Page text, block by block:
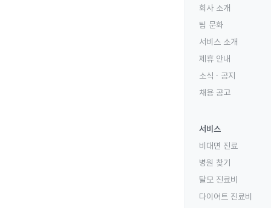
회사 소개
팀 문화
서비스 소개
제휴 안내
소식 · 공지
채용 공고
서비스
비대면 진료
병원 찾기
탈모 진료비
다이어트 진료비